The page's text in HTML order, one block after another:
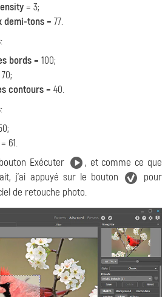
= 3;
demi-tons= 77.
:
bords= 100;
contours= 40.
:
= 61.
Exécuter
, et comme ce que
j’ai appuyé sur le bouton
pour
de retouche photo.